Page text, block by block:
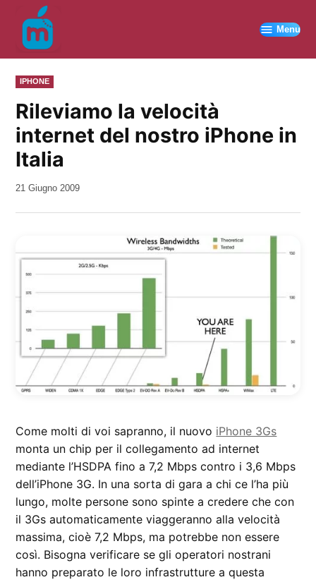
contenuto
Menu
PUBBLICATO
IN
IPHONE
Rileviamo la velocità
internet del nostro iPhone in
Italia
da
21 Giugno 2009
Come molti di voi sapranno, il nuovo iPhone 3Gs
monta un chip per il collegamento ad internet
mediante l’HSDPA fino a 7,2 Mbps contro i 3,6 Mbps
dell’iPhone 3G. In una sorta di gara a chi ce l’ha più
lungo, molte persone sono spinte a credere che con
il 3Gs automaticamente viaggeranno alla velocità
massima, cioè 7,2 Mbps, ma potrebbe non essere
così. Bisogna verificare se gli operatori nostrani
hanno preparato le loro infrastrutture a questa